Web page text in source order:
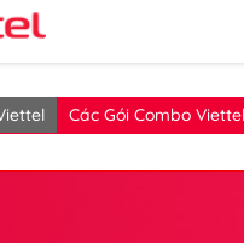
Các Gói Combo Viettel